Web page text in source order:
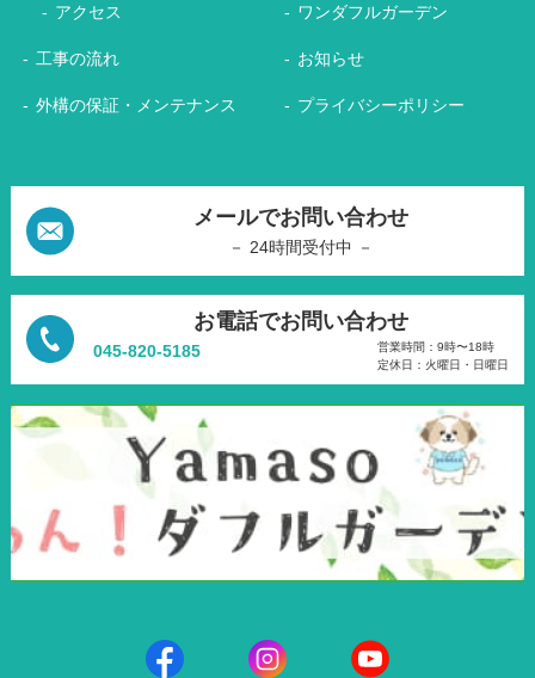
アクセス
工事の流れ
外構の保証・メンテナンス
ワンダフルガーデン
お知らせ
プライバシーポリシー
メールでお問い合わせ
－ 24時間受付中 －
お電話でお問い合わせ
045-820-5185
営業時間：9時〜18時
定休日：火曜日・日曜日